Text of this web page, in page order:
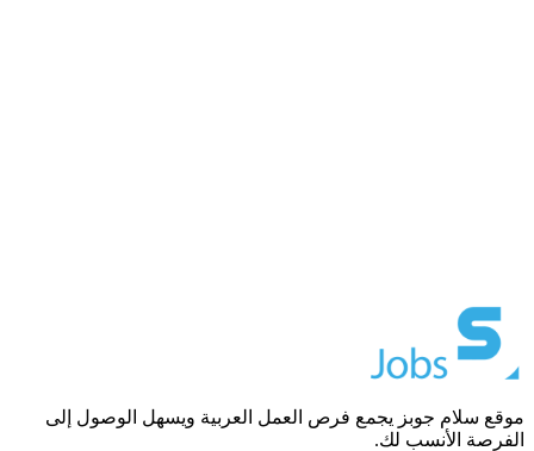
موقع سلام جوبز يجمع فرص العمل العربية ويسهل الوصول إلى
الفرصة الأنسب لك.